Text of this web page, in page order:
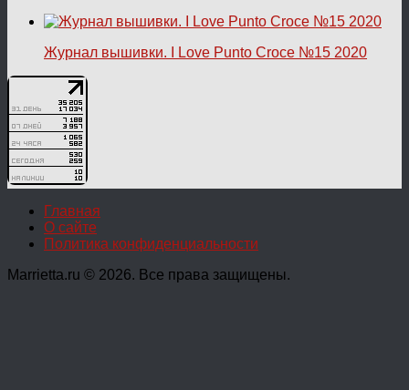
Журнал вышивки. I Love Punto Croce №15 2020
Главная
О сайте
Политика конфиденциальности
Marrietta.ru © 2026. Все права защищены.